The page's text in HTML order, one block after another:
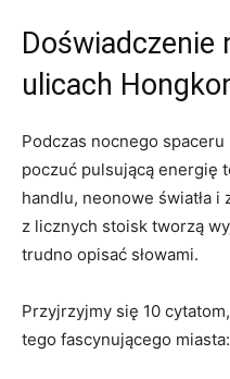
Doświadczenie‍
ulicach
Podczas nocnego
‍poczuć pulsującą energię
handlu, ‍neonowe światła
z licznych stoisk tworzą
trudno opisać słowami.
Przyjrzyjmy się ‍10
tego ⁤fascynującego ‌miasta: